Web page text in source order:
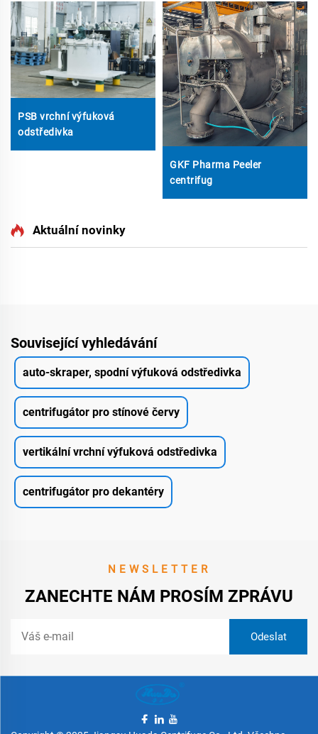
PSB vrchní výfuková
odstředivka
GKF Pharma Peeler
centrifug
Aktuální novinky
Související vyhledávání
auto-skraper, spodní výfuková odstředivka
centrifugátor pro stínové červy
vertikální vrchní výfuková odstředivka
centrifugátor pro dekantéry
NEWSLETTER
ZANECHTE NÁM PROSÍM ZPRÁVU